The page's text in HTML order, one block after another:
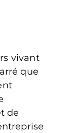
vivant
que
de